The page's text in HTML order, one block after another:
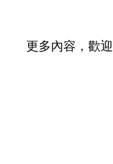
更多內容，歡迎